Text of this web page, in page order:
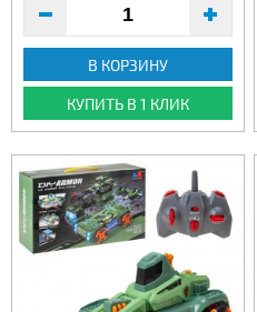
В КОРЗИНУ
КУПИТЬ В 1 КЛИК